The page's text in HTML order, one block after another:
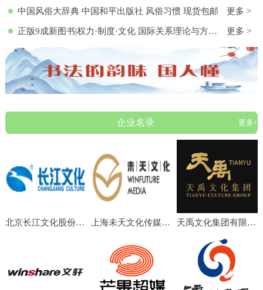
中国风俗大辞典 中国和平出版社 风俗习惯 现货包邮 更多 >
正版9成新图书|权力·制度·文化 国际关系理论与方法研究文集(第 更多 >
企业名录 更多+
北京长江文化股份有限公司 上海未天文化传媒有限公司 天禹文化集团有限公司